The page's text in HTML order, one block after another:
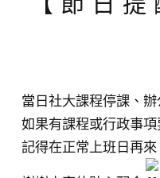
當日社大課程停課、
如果有課程或行政事項
記得在正常上班日再